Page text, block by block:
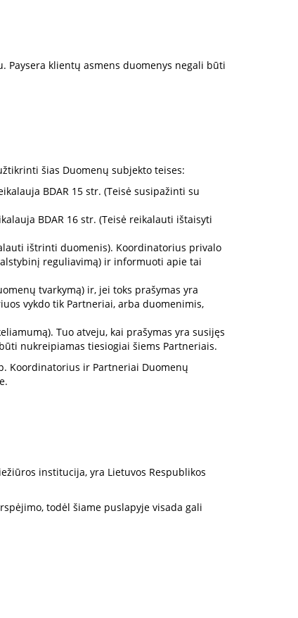
klientų asmens duomenys negali būti
šias Duomenų subjekto teises:
BDAR 15 str. (Teisė susipažinti su
BDAR 16 str. (Teisė reikalauti ištaisyti
ištrinti duomenis). Koordinatorius privalo
reguliavimą) ir informuoti apie tai
tvarkymą) ir, jei toks prašymas yra
vykdo tik Partneriai, arba duomenimis,
Tuo atveju, kai prašymas yra susijęs
nukreipiamas tiesiogiai šiems Partneriais.
Koordinatorius ir Partneriai Duomenų
institucija, yra Lietuvos Respublikos
todėl šiame puslapyje visada gali